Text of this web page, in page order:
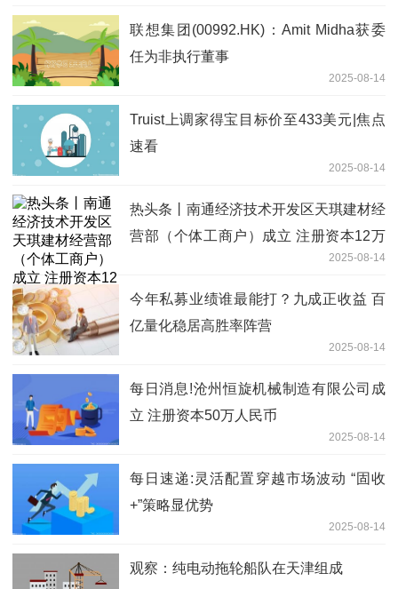
联想集团(00992.HK)：Amit Midha获委
任为非执行董事
2025-08-14
Truist上调家得宝目标价至433美元|焦点
速看
2025-08-14
热头条丨南通经济技术开发区天琪建材经
营部（个体工商户）成立 注册资本12万
2025-08-14
今年私募业绩谁最能打？九成正收益 百
亿量化稳居高胜率阵营
2025-08-14
每日消息!沧州恒旋机械制造有限公司成
立 注册资本50万人民币
2025-08-14
每日速递:灵活配置穿越市场波动 “固收
+”策略显优势
2025-08-14
观察：纯电动拖轮船队在天津组成